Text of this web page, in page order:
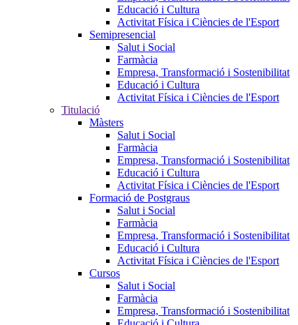
Educació i Cultura
Activitat Física i Ciències de l'Esport
Semipresencial
Salut i Social
Farmàcia
Empresa, Transformació i Sostenibilitat
Educació i Cultura
Activitat Física i Ciències de l'Esport
Titulació
Màsters
Salut i Social
Farmàcia
Empresa, Transformació i Sostenibilitat
Educació i Cultura
Activitat Física i Ciències de l'Esport
Formació de Postgraus
Salut i Social
Farmàcia
Empresa, Transformació i Sostenibilitat
Educació i Cultura
Activitat Física i Ciències de l'Esport
Cursos
Salut i Social
Farmàcia
Empresa, Transformació i Sostenibilitat